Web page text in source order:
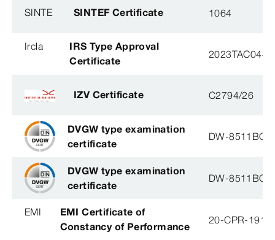
SINTE SINTEF Certificate 1064
Ircla
IRS Type Approval
Certificate
2023TAC044
IZV Certificate C2794/26
DVGW type examination
certificate
DW-
DVGW type examination
certificate
DW-
EMI
EMI Certificate of
Constancy of Performance
20-CPR-191-